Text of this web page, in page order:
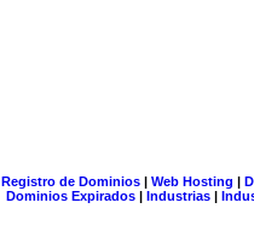
Registro de Dominios| Web Hosting |
Dominios Expirados | Industrias |